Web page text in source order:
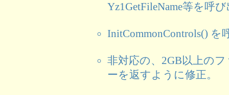
Yz1GetFileName等を呼
InitCommonControls() を
非対応の、2GB以上の
ーを返すように修正。